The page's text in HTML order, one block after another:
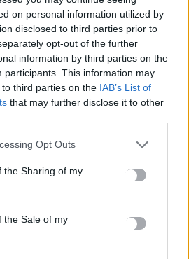
on personal information utilized by
disclosed to third parties prior to
opt-out of the further
information by third parties on the
participants. This information may
third parties on the IAB’s List of
that may further disclose it to other
Opt Outs
the Sharing of my
the Sale of my
#ΣΑΡΑΚΗΝΙΚΟ #ΦΩΤΙΑ